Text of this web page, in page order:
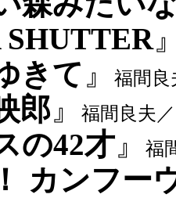
SHUTTER
きて 』 福間良
郎 』 福間良夫
の42才』 福
カンフー